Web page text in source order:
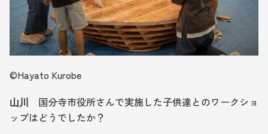
©︎Hayato Kurobe
山川 国分寺市役所さんで実施した子供達とのワークショ
ップはどうでしたか？